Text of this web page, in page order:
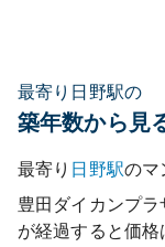
最寄り日野駅の
築年数から見
最寄り 日野駅のマ
豊田ダイカンプラ
が経過すると価